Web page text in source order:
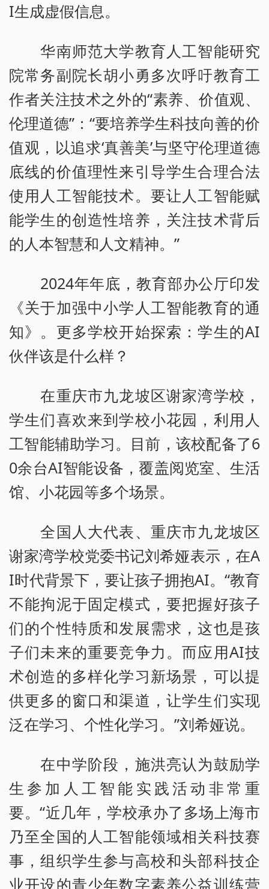
I生成虚假信息。
华南师范大学教育人工智能研究
院常务副院长胡小勇多次呼吁教育工
作者关注技术之外的“素养、价值观、
伦理道德”：“要培养学生科技向善的价
值观，以追求‘真善美’与坚守伦理道德
底线的价值理性来引导学生合理合法
使用人工智能技术。要让人工智能赋
能学生的创造性培养，关注技术背后
的人本智慧和人文精神。”
2024年年底，教育部办公厅印发
《关于加强中小学人工智能教育的通
知》。更多学校开始探索：学生的AI
伙伴该是什么样？
在重庆市九龙坡区谢家湾学校，
学生们喜欢来到学校小花园，利用人
工智能辅助学习。目前，该校配备了6
0余台AI智能设备，覆盖阅览室、生活
馆、小花园等多个场景。
全国人大代表、重庆市九龙坡区
谢家湾学校党委书记刘希娅表示，在A
I时代背景下，要让孩子拥抱AI。“教育
不能拘泥于固定模式，要把握好孩子
们的个性特质和发展需求，这也是孩
子们未来的重要竞争力。而应用AI技
术创造的多样化学习新场景，可以提
供更多的窗口和渠道，让学生们实现
泛在学习、个性化学习。”刘希娅说。
在中学阶段，施洪亮认为鼓励学
生参加人工智能实践活动非常重
要。“近几年，学校承办了多场上海市
乃至全国的人工智能领域相关科技赛
事，组织学生参与高校和头部科技企
业开设的青少年数字素养公益训练营